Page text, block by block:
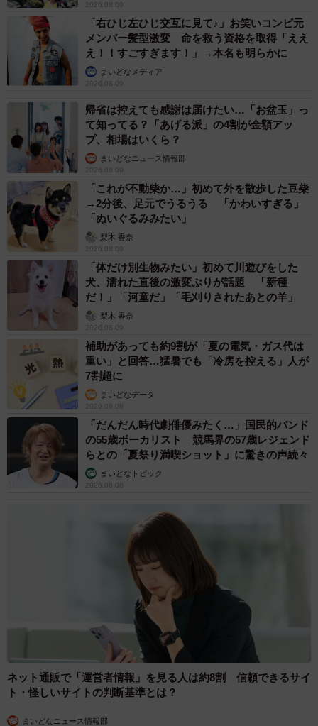
くなりますが、一緒に暮らせてよかったですよ。ありがと
ね。」とツイート。
5/7
たくさんの「ありがとう」に包まれる犬くん（提供：松本ひで吉さん）
ファンからは、いつも元気に「ぼくです！」とアピール
していた犬くんに、たくさん笑ってほっこりさせてもらっ
たことに感謝の想いと、お悔やみの言葉が寄せられまし
た。
国ではその人の上にたくさんのお花が降っているという話
を聞いたことがあります。たくさんお花が降ってきてはし
ゃいでいる犬くんが目に浮かびます」というフォロワーさ
んのコメントを受けて、「すてきな考え方だなぁとおもい
つつ、犬くんみなさんのおかげで花に埋もれてるんじゃな
いかしら（笑）と思いました」と松本さん。
しばらく犬くんを探していた猫さまも、今は通常通り。
松本さんによると「最近はなんだか犬っぽくなってきてい
る」そうです。
2026.08.09
「右ひじ左ひじ交互に見て♪」お笑いコンビ元
メンバー髪型激変 命を救う資格を取得「ええ
え！！すごすぎます！」→本名も明らかに
まいどなメディア
2026.08.09
帰省は控えても感謝は届けたい…「お盆玉」っ
て知ってる？「あげる派」の4割が金額アッ
プ、相場はいくら？
まいどなニュース情報部
2026.08.09
「これが不動柴か…」初めて外を散歩した豆柴
→2分後、足元でうるうる 「かわいすぎる」
「ぬいぐるみみたい」
梨木 香奈
2026.08.09
「体だけ別生物みたい」初めて川遊びをした
犬、濡れた直後の激変ぶりが話題 「新種
だ！」「河童だ」「毛刈りされたあとの羊」
梨木 香奈
2026.08.09
補助があっても約9割が「夏の電気・ガス代は
重い」と回答…猛暑でも「冷房を控える」人が
7割超に
まいどなデータ
2026.08.08
「だんだん時代劇俳優みたく…」国民的バンド
の55歳ボーカリスト 競馬界の57歳レジェンド
らとの「夏祭り満喫ショット」に驚きの声続々
まいどなトピック
2026.08.08
ネット通販で「運営者情報」を見る人は約8割 信頼できるサイ
ト・怪しいサイトの判断基準とは？
まいどなニュース情報部